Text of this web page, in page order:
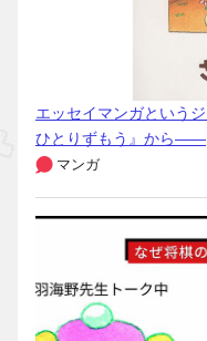
エッセイマンガという
ひとりずもう』から――
マンガ